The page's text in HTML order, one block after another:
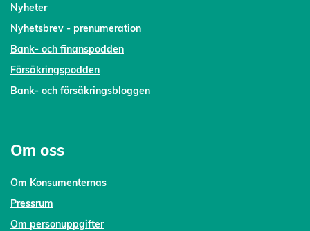
Nyheter
Nyhetsbrev - prenumeration
Bank- och finanspodden
Försäkringspodden
Bank- och försäkringsbloggen
Om oss
Om Konsumenternas
Pressrum
Om personuppgifter